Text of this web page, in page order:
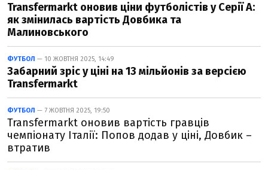
Transfermarkt оновив ціни футболістів у Серії А:
як змінилась вартість Довбика та
Малиновського
ФУТБОЛ — 10 ЖОВТНЯ 2025, 14:49
Забарний зріс у ціні на 13 мільйонів за версією
Transfermarkt
ФУТБОЛ — 7 ЖОВТНЯ 2025, 19:50
Transfermarkt оновив вартість гравців
чемпіонату Італії: Попов додав у ціні, Довбик –
втратив